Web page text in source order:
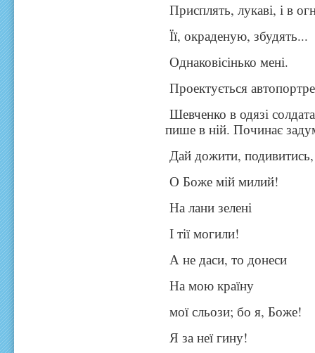
Присплять, лукаві, і в
Її, окраденую, збудять...
Однаковісінько мені.
Проектується
Шевченко в одязі
пише в ній. Починає
Дай дожити, подивитись,
О Боже мій милий!
На лани зелені
І тії могили!
А не даси, то донеси
На мою країну
мої сльози; бо я, Боже!
Я за неї гину!